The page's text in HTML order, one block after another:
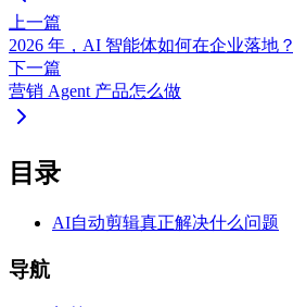
上一篇
2026 年，AI 智能体如何在企业落地？
下一篇
营销 Agent 产品怎么做
目录
AI自动剪辑真正解决什么问题
导航